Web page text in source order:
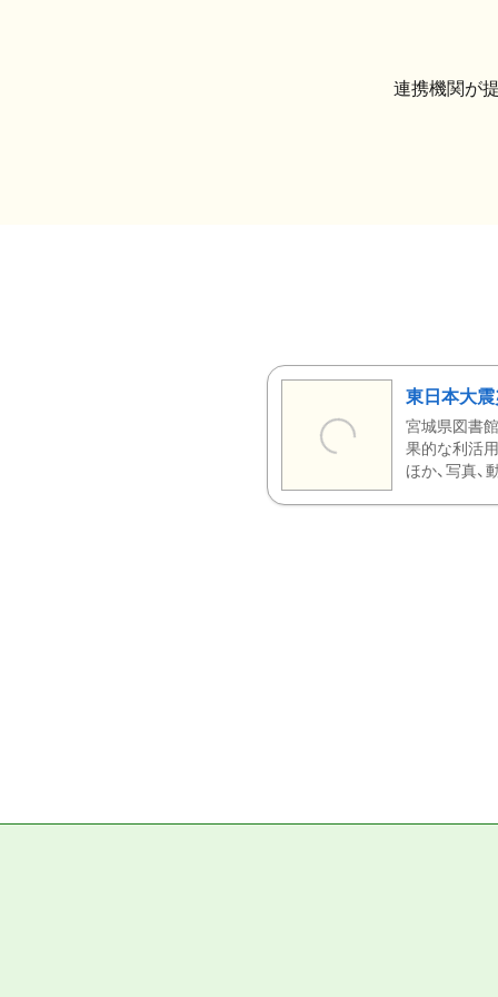
連携機関が
東日本大
宮城県図書
果的な利活
ほか、写真、